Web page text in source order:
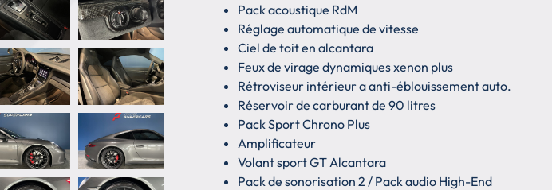
Pack acoustique RdM
Réglage automatique de vitesse
Ciel de toit en alcantara
Feux de virage dynamiques xenon plus
Rétroviseur intérieur a anti-éblouissement auto.
Réservoir de carburant de 90 litres
Pack Sport Chrono Plus
Amplificateur
Volant sport GT Alcantara
Pack de sonorisation 2 / Pack audio High-End